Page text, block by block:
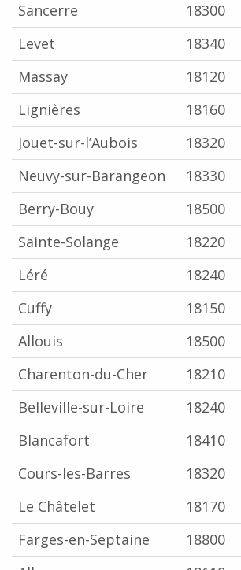
Sancerre
18300
Levet
18340
Massay
18120
Lignières
18160
Jouet-sur-l’Aubois
18320
Neuvy-sur-Barangeon
18330
Berry-Bouy
18500
Sainte-Solange
18220
Léré
18240
Cuffy
18150
Allouis
18500
Charenton-du-Cher
18210
Belleville-sur-Loire
18240
Blancafort
18410
Cours-les-Barres
18320
Le Châtelet
18170
Farges-en-Septaine
18800